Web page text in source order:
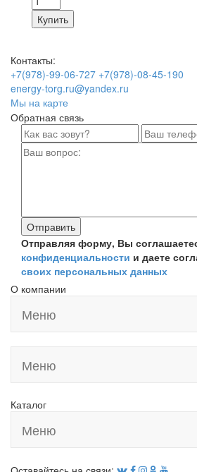
Контакты:
+7(978)-99-06-727 +7(978)-08-45-190
energy-torg.ru@yandex.ru
Мы на карте
Обратная связь
Отправляя форму, Вы
конфиденциальности и даете
своих персональных данных
О компании
Меню
Меню
Каталог
Меню